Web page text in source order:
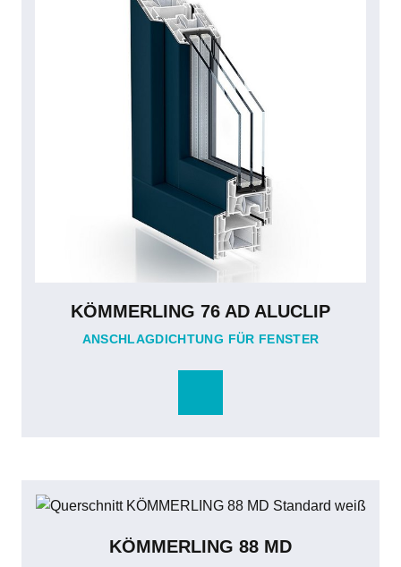
KÖMMERLING 76 AD ALUCLIP
ANSCHLAGDICHTUNG FÜR FENSTER
KÖMMERLING 88 MD